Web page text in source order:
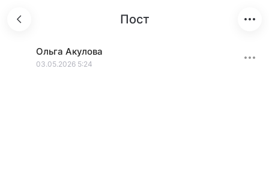
Пост
Ольга Акулова
03.05.2026 5:24